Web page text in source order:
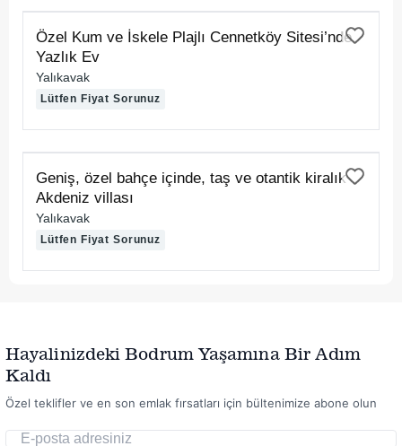
KİRALIK
Özel Kum ve İskele Plajlı Cennetköy Sitesi’nde
Yazlık Ev
Yalıkavak
Lütfen Fiyat Sorunuz
KİRALIK
Geniş, özel bahçe içinde, taş ve otantik kiralık
Akdeniz villası
Yalıkavak
Lütfen Fiyat Sorunuz
Hayalinizdeki Bodrum Yaşamına Bir Adım
Kaldı
Özel teklifler ve en son emlak fırsatları için bültenimize abone olun